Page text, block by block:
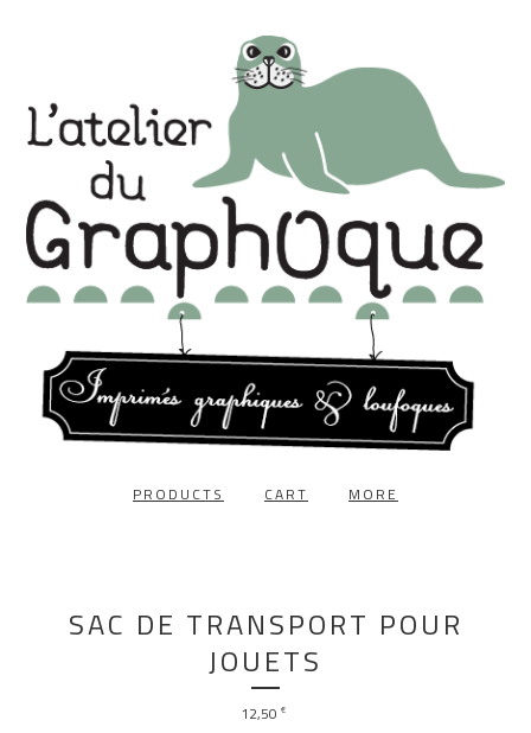
PRODUCTS CART MORE
SAC DE TRANSPORT POUR
JOUETS
12,50 €